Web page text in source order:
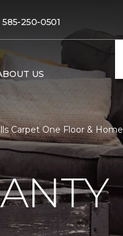
585-250-0501
US
Carpet One Floor & Home